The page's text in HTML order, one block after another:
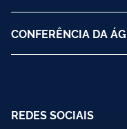
CONFERÊNCIA DA
REDES SOCIAIS